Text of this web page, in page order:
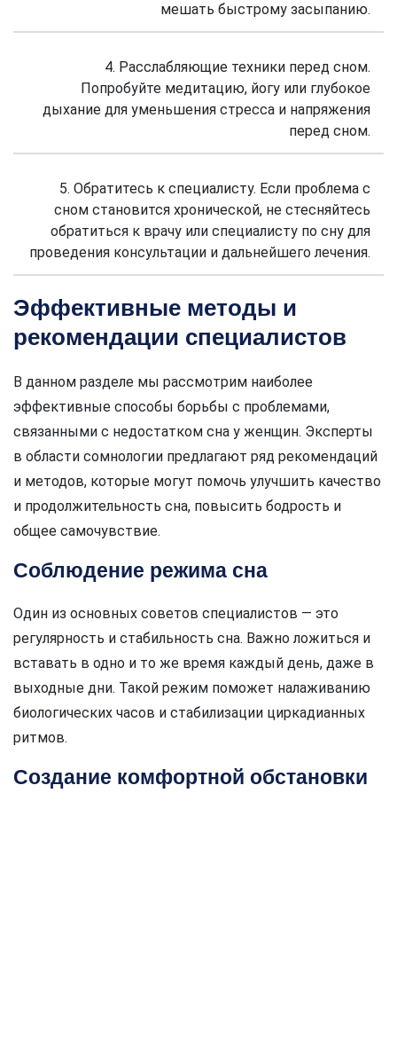
мешать быстрому засыпанию.
4. Расслабляющие техники перед сном.
Попробуйте медитацию, йогу или глубокое
дыхание для уменьшения стресса и напряжения
перед сном.
5. Обратитесь к специалисту. Если проблема с
сном становится хронической, не стесняйтесь
обратиться к врачу или специалисту по сну для
проведения консультации и дальнейшего лечения.
Эффективные методы и
рекомендации специалистов
В данном разделе мы рассмотрим наиболее
эффективные способы борьбы с проблемами,
связанными с недостатком сна у женщин. Эксперты
в области сомнологии предлагают ряд рекомендаций
и методов, которые могут помочь улучшить качество
и продолжительность сна, повысить бодрость и
общее самочувствие.
Соблюдение режима сна
Один из основных советов специалистов — это
регулярность и стабильность сна. Важно ложиться и
вставать в одно и то же время каждый день, даже в
выходные дни. Такой режим поможет налаживанию
биологических часов и стабилизации циркадианных
ритмов.
Создание комфортной обстановки